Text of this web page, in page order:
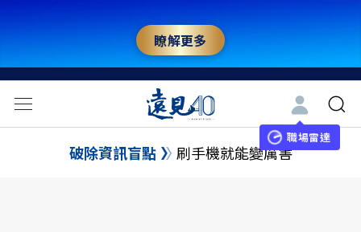
瞭解更多
職場雷達
破除資訊盲點 刷手機就能變厲害